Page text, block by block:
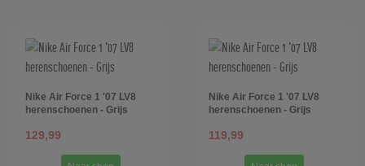
Nike Air Force 1 '07 LV8
herenschoenen - Grijs
129,99
Nike Air Force 1 '07 LV8
herenschoenen - Grijs
119,99